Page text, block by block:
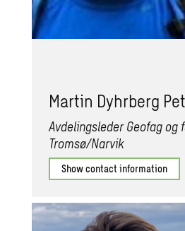
Martin Dyhrberg
Avdelingsleder Geofag og
Tromsø/Narvik
Show contact information